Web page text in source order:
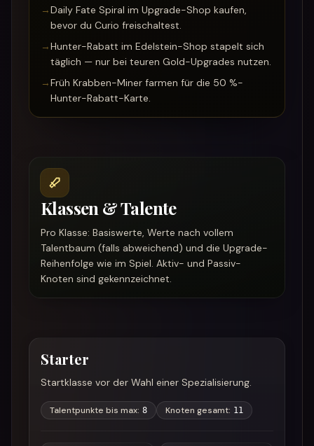
→Daily Fate Spiral im Upgrade-Shop kaufen,
bevor du Curio freischaltest.
→Hunter-Rabatt im Edelstein-Shop stapelt sich
täglich — nur bei teuren Gold-Upgrades nutzen.
→Früh Krabben-Miner farmen für die 50 %-
Hunter-Rabatt-Karte.
Klassen & Talente
Pro Klasse: Basiswerte, Werte nach vollem
Talentbaum (falls abweichend) und die Upgrade-
Reihenfolge wie im Spiel. Aktiv- und Passiv-
Knoten sind gekennzeichnet.
Starter
Startklasse vor der Wahl einer Spezialisierung.
Talentpunkte bis max: 8 Knoten gesamt: 11